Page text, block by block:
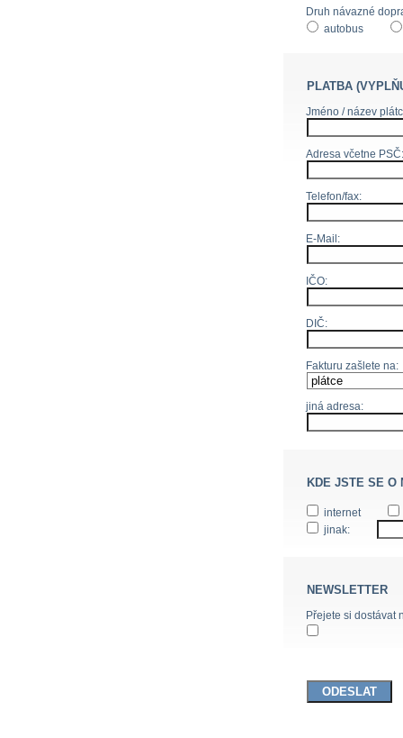
Druh návazné
autobus
PLATBA
Jméno / název
Adresa včetne PSČ:
Telefon/fax:
E-Mail:
IČO:
DIČ:
Fakturu zašlete na:
jiná adresa:
KDE JSTE SE O
internet
jinak:
NEWSLETTER
Přejete si dostávat